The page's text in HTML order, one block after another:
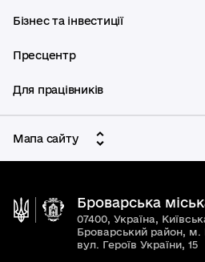
Бізнес та інвестиції
Пресцентр
Для працівників
Мапа сайту
Броварська
07400, Україна,
Броварський район, м.
вул. Героїв України, 15